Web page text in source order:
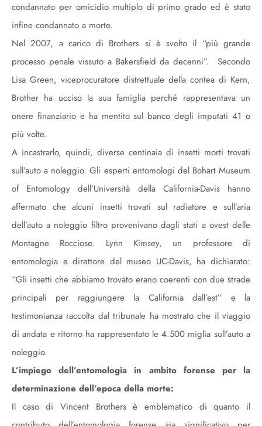
condannato per omicidio multiplo di primo grado ed è stato
infine condannato a morte.
Nel 2007, a carico di Brothers si è svolto il “più grande
processo penale vissuto a Bakersfield da decenni”. Secondo
Lisa Green, viceprocuratore distrettuale della contea di Kern,
Brother ha ucciso la sua famiglia perché rappresentava un
onere finanziario e ha mentito sul banco degli imputati 41 o
più volte.
A incastrarlo, quindi, diverse centinaia di insetti morti trovati
sull’auto a noleggio. Gli esperti entomologi del Bohart Museum
of Entomology dell’Università della California-Davis hanno
affermato che alcuni insetti trovati sul radiatore e sull’aria
dell’auto a noleggio filtro provenivano dagli stati a ovest delle
Montagne Rocciose. Lynn Kimsey, un professore di
entomologia e direttore del museo UC-Davis, ha dichiarato:
“Gli insetti che abbiamo trovato erano coerenti con due strade
principali per raggiungere la California dall’est” e la
testimonianza raccolta dal tribunale ha mostrato che il viaggio
di andata e ritorno ha rappresentato le 4.500 miglia sull’auto a
noleggio.
L’impiego dell’entomologia in ambito forense per la
determinazione dell’epoca della morte:
Il caso di Vincent Brothers è emblematico di quanto il